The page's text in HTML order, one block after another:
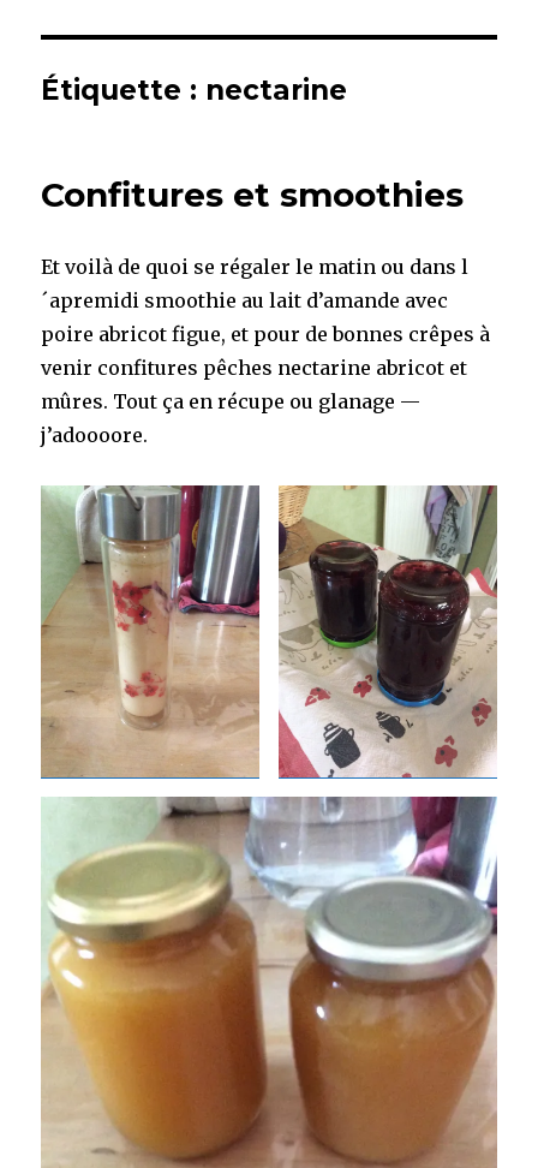
Étiquette : nectarine
Confitures et smoothies
Et voilà de quoi se régaler le matin ou dans l
´apremidi smoothie au lait d’amande avec
poire abricot figue, et pour de bonnes crêpes à
venir confitures pêches nectarine abricot et
mûres. Tout ça en récupe ou glanage —
j’adoooore.